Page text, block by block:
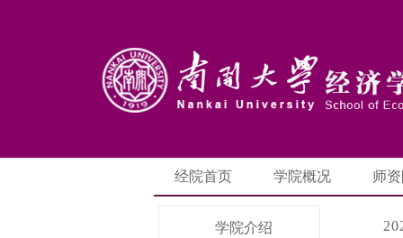
经院首页 学院概况 师
学院介绍